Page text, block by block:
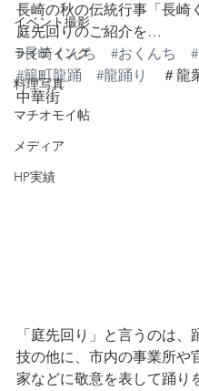
イベント撮影
ライティング
料理写真
マチオモイ帖
メディア
HP実績
長崎の秋の伝統行事「長崎
庭先回りのご紹介を…
#長崎くんち
#おくんち
#籠町龍踊
#龍踊り
＃龍
中華街
「庭先回り」と言うのは、
技の他に、市内の事業所や
家などに敬意を表して踊り